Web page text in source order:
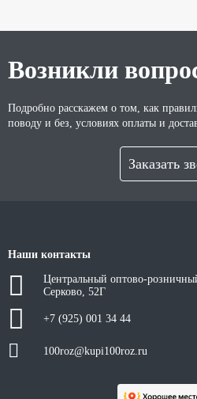
Возникли
Подробно расскажем о том, как
поводу и без, условиях оплаты и
Заказать
Наши контакты
Центральный оптово-
Серково, 52Г
+7 (925) 001 34 44
100roz@kupi100roz.ru